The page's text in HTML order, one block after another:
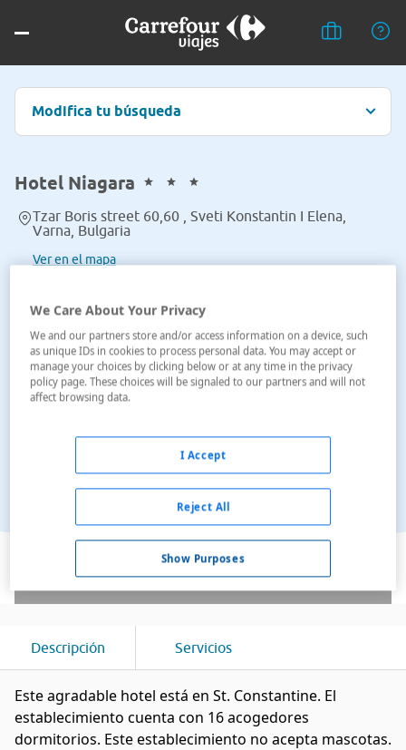
Modifica tu búsqueda
Hotel Niagara
Tzar Boris street 60,60 , Sveti Konstantin I Elena,
Varna, Bulgaria
Ver en el mapa
Ver en el mapa
Descripción Servicios
Este agradable hotel está en St. Constantine. El
establecimiento cuenta con 16 acogedores
dormitorios. Este establecimiento no acepta mascotas.
We Care About Your Privacy
We and our partners store and/or access information on a device, such
as unique IDs in cookies to process personal data. You may accept or
manage your choices by clicking below or at any time in the privacy
policy page. These choices will be signaled to our partners and will not
affect browsing data.
Show Purposes
Reject All
I Accept